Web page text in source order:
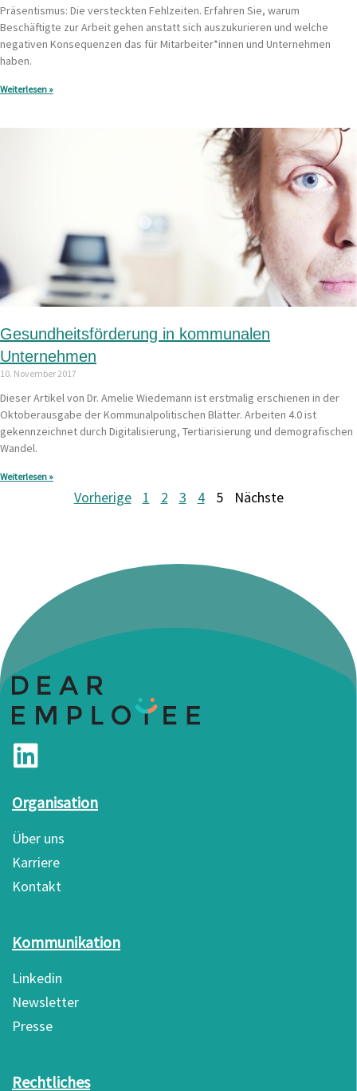
Präsentismus: Die versteckten Fehlzeiten. Erfahren Sie, warum
Beschäftigte zur Arbeit gehen anstatt sich auszukurieren und welche
negativen Konsequenzen das für Mitarbeiter*innen und Unternehmen
haben.
Weiterlesen »
Gesundheitsförderung in kommunalen
Unternehmen
10. November 2017
Dieser Artikel von Dr. Amelie Wiedemann ist erstmalig erschienen in der
Oktoberausgabe der Kommunalpolitischen Blätter. Arbeiten 4.0 ist
gekennzeichnet durch Digitalisierung, Tertiarisierung und demografischen
Wandel.
Weiterlesen »
Vorherige 1 2 3 4 5 Nächste
Organisation
Über uns
Karriere
Kontakt
Kommunikation
Linkedin
Newsletter
Presse
Rechtliches